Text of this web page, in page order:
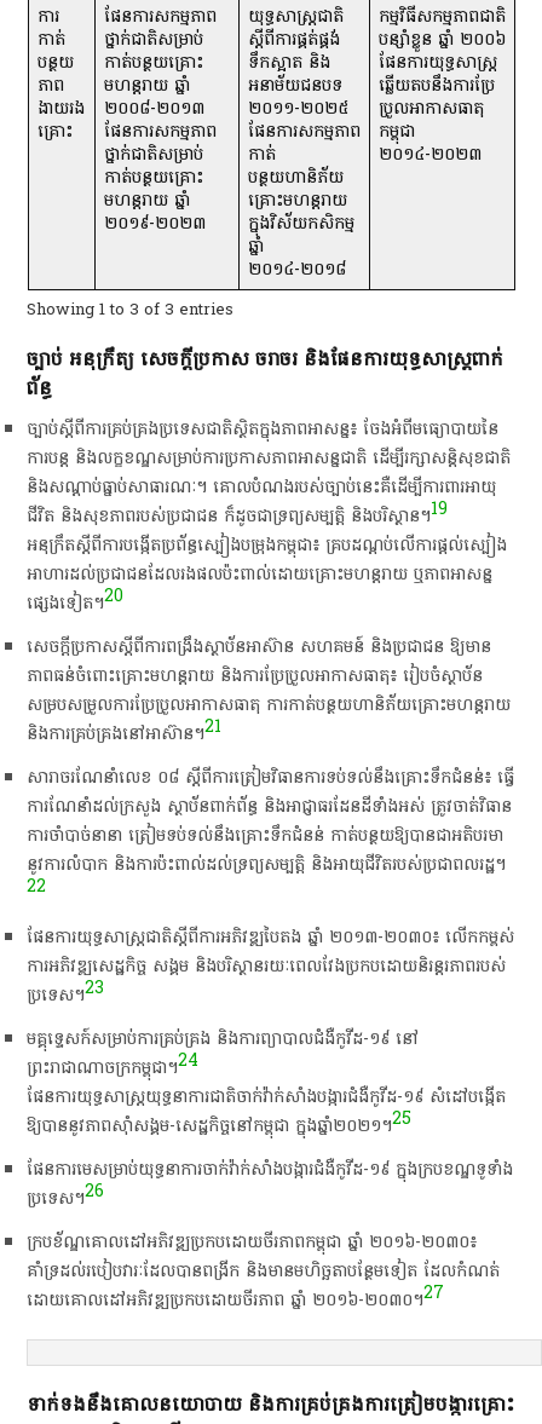
ការ
កាត់
បន្ថយ
ភាព
ងាយរង
គ្រោះ
ផែនការសកម្មភាព
ថ្នាក់ជាតិសម្រាប់
កាត់បន្ថយគ្រោះ
មហន្តរាយ ឆ្នាំ
២០០៨-២០១៣
ផែនការសកម្មភាព
ថ្នាក់ជាតិសម្រាប់
កាត់បន្ថយគ្រោះ
មហន្តរាយ ឆ្នាំ
២០១៩-២០២៣
យុទ្ធសាស្ត្រជាតិ
ស្តីពីការផ្គត់ផ្គង់
ទឹកស្អាត និង
អនាម័យជនបទ
២០១១-២០២៥
ផែនការសកម្មភាព
កាត់
បន្ថយហានិភ័យ
គ្រោះមហន្តរាយ
ក្នុងវិស័យកសិកម្ម
ឆ្នាំ
២០១៤-២០១៨
កម្មវិធីសកម្មភាពជាតិ
បន្សាំខ្លួន ឆ្នាំ ២០០៦
ផែនការយុទ្ធសាស្រ្ត
ឆ្លើយតបនឹងការប្រែ
ប្រួលអាកាសធាតុ
កម្ពុជា
២០១៤-២០២៣
Showing 1 to 3 of 3 entries
​ច្បាប់​ អនុក្រឹត្យ​ សេចក្តី​ប្រកាស​ ចរាចរ​ និង​ផែនការ​យុទ្ធសាស្ត្រ​ពាក់
ព័ន្ធ​
​ច្បាប់​ស្តី​ពី​ការ​គ្រប់គ្រង​ប្រទេស​ជាតិ​ស្ថិត​ក្នុង​ភាព​អាសន្ន​៖​ ចែង​អំពី​មធ្យោបាយ​នៃ​
ការ​បន្ត​ និង​លក្ខខណ្ឌ​សម្រាប់​ការ​ប្រកា​សភាព​អាសន្ន​ជាតិ​ ដើម្បី​រក្សា​សន្តិសុខ​ជាតិ​
និង​សណ្តាប់ធ្នាប់​សាធារណៈ​។​ គោលបំណង​របស់​ច្បាប់​នេះ​គឺ​ដើម្បី​ការពារ​អាយុ
ជីវិត​ និង​សុខភាព​របស់​ប្រជាជន​ ក៏​ដូច​ជា​ទ្រព្យសម្បត្តិ​ និង​បរិស្ថាន​។​19
​អនុ​ក្រឹ​ត​ស្តី​ពី​ការ​បង្កើត​ប្រព័ន្ធ​ស្បៀង​បម្រុង​កម្ពុជា​៖​ គ្របដណ្តប់​លើ​ការ​ផ្តល់​ស្បៀង
អាហារ​ដល់​ប្រជាជន​ដែល​រង​ផល​ប៉ះពាល់​ដោយ​គ្រោះ​មហន្តរាយ​ ឬ​ភាព​អាសន្ន​
ផ្សេង​ទៀត​។​20
​សេចក្តី​ប្រកាស​ស្តី​ពី​ការ​ពង្រឹង​ស្ថាប័ន​អាស៊ាន​ សហគមន៍​ និង​ប្រជាជន​ ឱ្យ​មាន​
ភាព​ធន់​ចំពោះ​គ្រោះ​មហន្តរាយ​ និង​ការ​ប្រែប្រួល​អាកាសធាតុ​៖​ រៀបចំ​ស្ថាប័ន​
សម្រប​សម្រួលការ​ប្រែប្រួល​អាកាសធាតុ​ ការ​កាត់​បន្ថយ​ហានិភ័យ​គ្រោះ​មហន្តរាយ​
និង​ការ​គ្រប់គ្រង​នៅ​អាស៊ាន​។​21
​សារាចរ​ណែនាំ​លេខ​ ០៨​ ស្ដី​ពី​ការ​ត្រៀម​វិធានការ​ទប់ទល់​នឹង​គ្រោះ​ទឹកជំនន់​៖​ ធ្វើ
ការ​ណែនាំ​ដល់​ក្រសួង​ ស្ថាប័ន​ពាក់ព័ន្ធ​ និង​អាជ្ញាធរ​ដែនដី​ទាំងអស់​ ត្រូវ​ចាត់វិធាន
ការ​ចាំបាច់​នានា​ ត្រៀម​ទប់ទល់​នឹង​គ្រោះ​ទឹកជំនន់​ កាត់​បន្ថយ​ឱ្យ​បានជា​អតិបរមា​
នូវ​ការ​លំបាក​ និង​ការ​ប៉ះពាល់​ដល់​ទ្រព្យសម្បត្តិ​ និង​អាយុជីវិត​របស់​ប្រជាពលរដ្ឋ​។​
22
​ផែនការ​យុទ្ធសាស្ត្រ​ជាតិ​ស្ដី​ពី​ការ​អភិវឌ្ឍ​បៃតង​ ឆ្នាំ​ ២០១៣-២០៣០៖​ លើកកម្ពស់​
ការ​អភិវឌ្ឍ​សេដ្ឋកិច្ច​ សង្គម​ និង​បរិស្ថាន​រយៈពេល​វែង​ប្រកបដោយ​និរន្តរភាព​របស់​
ប្រទេស​។​23
​ម​គ្គុ​ទេ្ទ​សក៍​សម្រាប់​ការ​គ្រប់គ្រង​ និង​ការ​ព្យាបាល​ជំងឺ​កូ​វី​ដ​-១៩​ នៅ​
ព្រះរាជាណាចក្រ​កម្ពុជា​។​24
​ផែនការ​យុទ្ធសាស្ត្រ​យុទ្ធនាការ​ជាតិ​ចាក់​វ៉ាក់សាំង​បង្ការ​ជំងឺ​កូ​វី​ដ​-១៩​ សំដៅ​បង្កើត​
ឱ្យ​បាន​នូវ​ភាពស៊ាំ​សង្គម​-​សេដ្ឋកិច្ច​នៅ​កម្ពុជា​ ក្នុង​ឆ្នាំ​២០២១​។​25
​ផែនការមេ​សម្រាប់​យុទ្ធនាការ​ចាក់​វ៉ាក់សាំង​បង្ការ​ជំងឺ​កូ​វី​ដ​-១៩​ ក្នុង​ក្រប​ខណ្ឌ​ទូ​ទាំង​
ប្រទេស​។​26
​ក្របខ័ណ្ឌ​គោលដៅ​អភិវឌ្ឍ​ប្រកបដោយ​ចីរភាព​កម្ពុជា​ ឆ្នាំ​ ២០១៦-២០៣០៖​
គាំទ្រ​ដល់​របៀបវារៈ​ដែល​បាន​ពង្រីក​ និង​មាន​មហិច្ឆតា​បន្ថែម​ទៀត​ ដែល​កំណត់​
ដោយ​គោលដៅ​អភិវឌ្ឍ​ប្រកបដោយ​ចីរភាព​ ឆ្នាំ​ ២០១៦-២០៣០​។​27
ទាក់ទង​នឹង​គោលនយោបាយ​ និង​ការ​គ្រប់គ្រង​ការ​ត្រៀម​បង្ការ​គ្រោះ​